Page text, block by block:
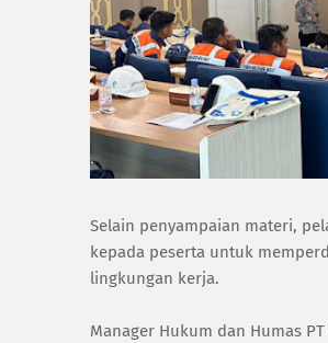
Selain penyampaian materi,
kepada peserta untuk
lingkungan kerja.
Manager Hukum dan Humas